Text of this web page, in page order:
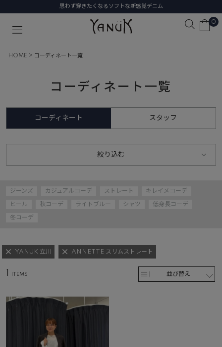
思わず穿きたくなるソフトな新感覚デニム
0
HOME コーディネート一覧
コーディネート一覧
コーディネート スタッフ
絞り込む
ジーンズ カジュアルコーデ ストレート キレイメコーデ
ヒール 秋コーデ ライトブルー シャツ 低身長コーデ
冬コーデ
YANUK 立川 ANNETTE スリムストレート
並び替え